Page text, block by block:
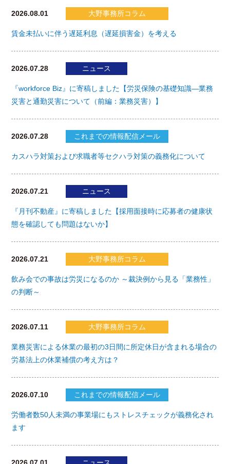
2026.08.01 大野事務所コラム
賃金未払いに伴う遅延利息（遅延損害金）を考える
2026.07.28 ニュース
『workforce Biz』に寄稿しました【労災保険の基礎知識―業務
災害と通勤災害について（前編：業務災害）】
2026.07.28 これまでの情報配信メール
カスハラ対策および求職者等セクハラ対策の義務化について
2026.07.21 ニュース
『月刊不動産』に寄稿しました【採用面接時に応募者の健康状
態を確認しても問題はないか】
2026.07.21 大野事務所コラム
飲み会での事故は労災になるのか ～裁決例から見る「業務性」
の判断～
2026.07.11 大野事務所コラム
業務災害による休業の最初の3日間に所定休日が含まれる場合の
労基法上の休業補償の考え方は？
2026.07.10 これまでの情報配信メール
労働者数50人未満の事業場にもストレスチェックが義務化され
ます
2026.07.01 ニュース